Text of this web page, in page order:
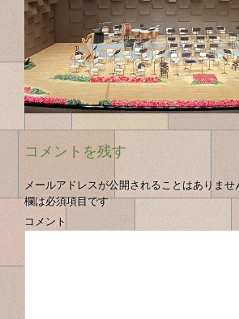
コメントを残す
メールアドレスが公開されることはありませ
欄は必須項目です
コメント